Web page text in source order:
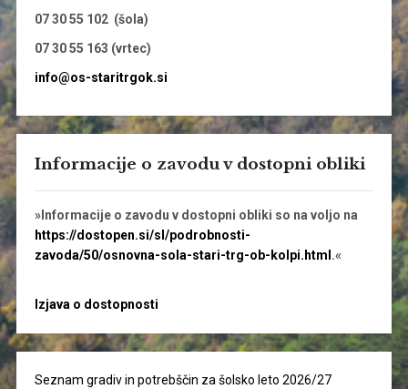
07 30 55 102 (šola)
07 30 55 163 (vrtec)
info@os-staritrgok.si
Informacije o zavodu v dostopni obliki
»Informacije o zavodu v dostopni obliki so na voljo na
https://dostopen.si/sl/podrobnosti-
zavoda/50/osnovna-sola-stari-trg-ob-kolpi.html .«
Izjava o dostopnosti
Seznam gradiv in potrebščin za šolsko leto 2026/27